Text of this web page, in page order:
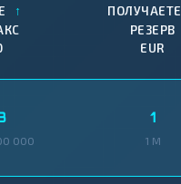
↑ ПОЛУЧАЕТЕ
РЕЗЕРВ
EUR
000
1
1 M